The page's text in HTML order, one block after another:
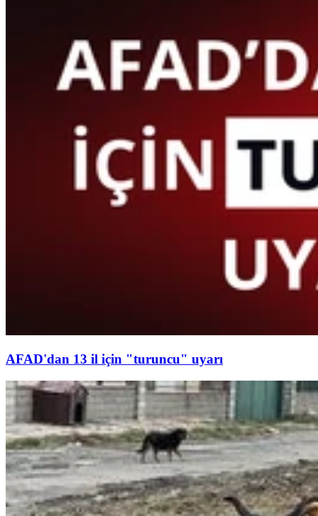
AFAD'dan 13 il için "turuncu" uyarı